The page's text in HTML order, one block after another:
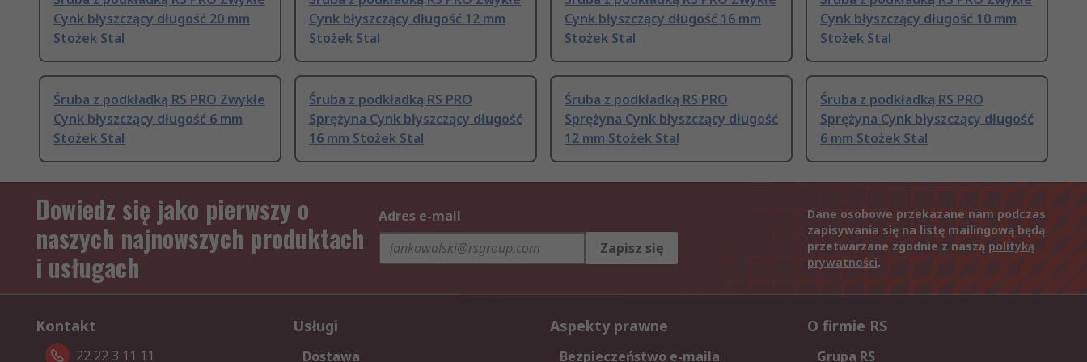
Cynk błyszczący długość 20 mm
Stożek Stal
Cynk błyszczący długość 12 mm
Stożek Stal
Cynk błyszczący długość 16 mm
Stożek Stal
Cynk błyszczący długość 10 mm
Stożek Stal
Śruba z podkładką RS PRO Zwykłe
Cynk błyszczący długość 6 mm
Stożek Stal
Śruba z podkładką RS PRO
Sprężyna Cynk błyszczący długość
16 mm Stożek Stal
Śruba z podkładką RS PRO
Sprężyna Cynk błyszczący długość
12 mm Stożek Stal
Śruba z podkładką RS PRO
Sprężyna Cynk błyszczący długość
6 mm Stożek Stal
Dowiedz się jako pierwszy o
naszych najnowszych produktach
i usługach
Adres e-mail
Zapisz się
Dane osobowe przekazane nam podczas
zapisywania się na listę mailingową będą
przetwarzane zgodnie z naszą polityką
prywatności.
Kontakt
22 22 3 11 11
Usługi
Dostawa
Aspekty prawne
Bezpieczeństwo e-maila
O firmie RS
Grupa RS